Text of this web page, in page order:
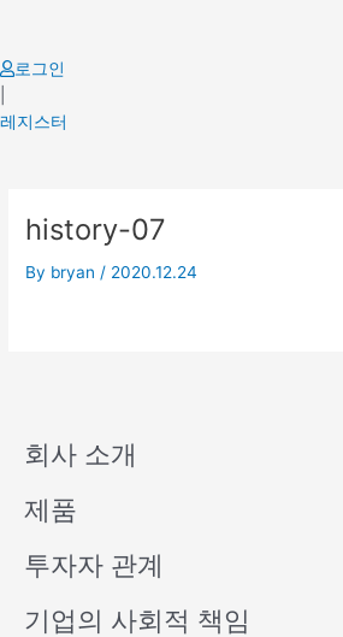
content
로그인
레지스터
history-07
By bryan / 2020.12.24
회사 소개
제품
투자자 관계
기업의 사회적 책임